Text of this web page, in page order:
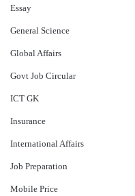
Essay
General Science
Global Affairs
Govt Job Circular
ICT GK
Insurance
International Affairs
Job Preparation
Mobile Price